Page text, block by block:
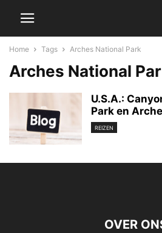
Home Tags Arches National Park
Arches National
U.S.A.:
Park en
REIZEN
OVER